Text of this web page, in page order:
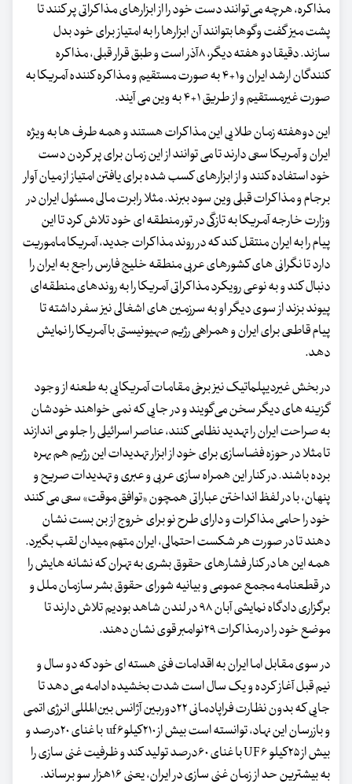
مذاکره، هرچه می‌توانند دست خود را از ابزارهای مذاکراتی پر کنند تا
پشت میز گفت وگوها بتوانند آن ابزارها را به امتیاز برای خود بدل
سازند. دقیقا دو هفته دیگر، ۸آذر است و طبق قرار قبلی، مذاکره
کنندگان ارشد ایران و۱+۴ به صورت مستقیم و مذاکره کننده آمریکا به
صورت غیرمستقیم و از طریق ۱+۴ به وین می آیند.
این دوهفته زمان طلایی این مذاکرات هستند و همه طرف ها به ویژه
ایران و آمریکا سعی دارند تا می توانند از این زمان برای پر کردن دست
خود استفاده کنند و از ابزارهای کسب شده برای یافتن امتیاز از میان آوار
برجام و مذاکرات قبلی وین سود ببرند. مثلا رابرت مالی مسئول ایران در
وزارت خارجه آمریکا به تازگی در تور منطقه ای خود تلاش کرد تا این
پیام را به ایران منتقل کند که در روند مذاکرات جدید، آمریکا ماموریت
دارد تا نگرانی های کشورهای عربی منطقه خلیج فارس راجع به ایران را
دنبال کند و به نوعی رویکرد مذاکراتی آمریکا را به روندهای منطقه‌ای
پیوند بزند از سوی دیگر او به سرزمین های اشغالی نیز سفر داشته تا
پیام قاطعی برای ایران و همراهی رژیم صهیونیستی با آمریکا را نمایش
دهد.
در بخش غیردیپلماتیک نیز برخی مقامات آمریکایی به طعنه از وجود
گزینه های دیگر سخن می‌گویند و در جایی که نمی خواهند خودشان
به صراحت ایران را تهدید نظامی کنند، عناصر اسرائیلی را جلو می اندازند
تا مثلا در حوزه فضاسازی برای خود از ابزار تهدیدات این رژیم هم بهره
برده باشند. در کنار این همراه سازی عربی و عبری و تهدیدات صریح و
پنهان، با در لفظ انداختن عباراتی همچون «توافق موقت» سعی می کنند
خود را حامی مذاکرات و دارای طرح نو برای خروج از بن بست نشان
دهند تا در صورت هر شکست احتمالی، ایران متهم میدان لقب بگیرد.
همه این ها در کنار فشارهای حقوق بشری به تهران که نشانه هایش را
در قطعنامه مجمع عمومی و بیانیه شورای حقوق بشر سازمان ملل و
برگزاری دادگاه نمایشی آبان ۹۸ در لندن شاهد بودیم تلاش دارند تا
موضع خود را در مذاکرات ۲۹نوامبر قوی نشان دهند.
در سوی مقابل اما ایران به اقدامات فنی هسته ای خود که دو سال و
نیم قبل آغاز کرده و یک سال است شدت بخشیده ادامه می دهد تا
جایی که بدون نظارت فراپادمانی ۲۲دوربین آژانس بین‌المللی انرژی اتمی
و بازرسان این نهاد، توانسته است بیش از ۲۱۰کیلوuf۶ با غنای ۲۰درصد و
بیش از ۲۵کیلو UF۶ با غنای ۶۰درصد تولید کند و ظرفیت غنی سازی را
به بیشترین حد از زمان غنی سازی در ایران، یعنی ۱۶هزار سو برساند.